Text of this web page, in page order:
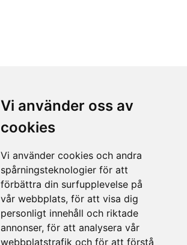
Vi använder oss av
cookies
Vi använder cookies och andra
spårningsteknologier för att
förbättra din surfupplevelse på
vår webbplats, för att visa dig
personligt innehåll och riktade
annonser, för att analysera vår
webbplatstrafik och för att förstå
24 Malmö
bachmans.se
bachmans.se